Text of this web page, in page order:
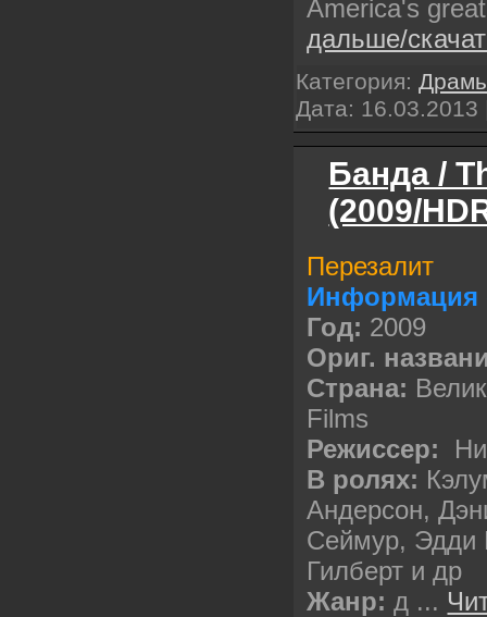
America's
дальше/
Категория:
Дата: 16.03.2013
Банда /
(2009/
Перезалит
Год: 2009
Ориг.
Cтрана:
Films
Режиссер:
В ролях:
Андерсон,
Сеймур, Эдди
Гилберт и др
Жанр: д ...